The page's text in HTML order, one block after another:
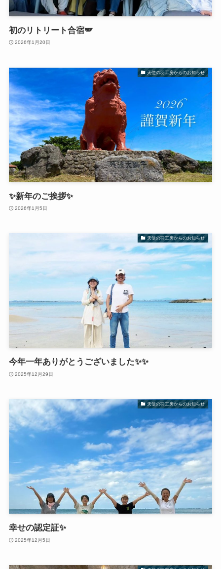
初のリトリート合宿🪽
2026年1月20日
天使の羽工房からのお知らせ
✨新年のご挨拶✨
2026年1月5日
天使の羽工房からのお知らせ
今年一年ありがとうございました✨✨
2025年12月29日
天使の羽工房からのお知らせ
幸せの認定証✨
2025年12月5日